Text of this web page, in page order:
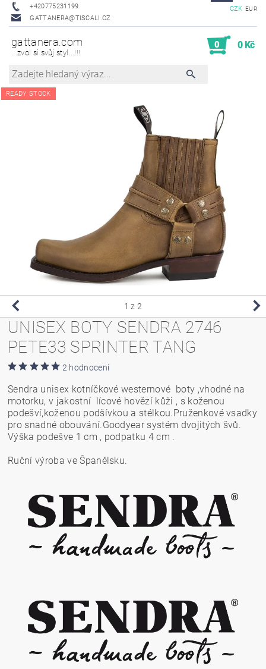
+420775231199
GATTANERA@TISCALI.CZ
CZK EUR
gattanera.com
...zvol si svůj styl...!!!
0 0 Kč
READY STOCK
1 z 2
UNISEX BOTY SENDRA 2746
PETE33 SPRINTER TANG
2 hodnocení
Sendra unisex kotníčkové westernové boty ,vhodné na
motorku, v jakostní lícové hovězí kůži , s koženou
podešví,koženou podšívkou a stélkou.Pruženkové vsadky
pro snadné obouvání.Goodyear systém dvojitých švů.
Výška podešve 1 cm , podpatku 4 cm .
Ruční výroba ve Španělsku.